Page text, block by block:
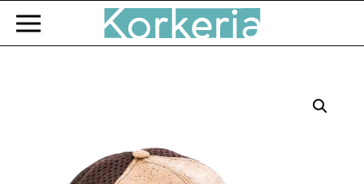
Zum Hauptinhalt springen